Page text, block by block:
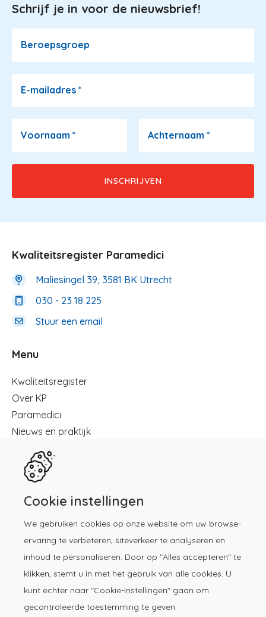
Image
Schrijf je in voor de nieuwsbrief!
Beroepsgroep
E-mailadres *
Voornaam * Achternaam *
Cookie instellingen
We gebruiken cookies op onze website om uw browse-
ervaring te verbeteren, siteverkeer te analyseren en
inhoud te personaliseren. Door op "Alles accepteren" te
klikken, stemt u in met het gebruik van alle cookies. U
kunt echter naar "Cookie-instellingen" gaan om
gecontroleerde toestemming te geven.
Kwaliteitsregister Paramedici
Maliesingel 39, 3581 BK Utrecht
030 - 23 18 225
Stuur een email
Menu
Menu
Kwaliteitsregister
Over KP
Paramedici
Nieuws en praktijk
Kennisbibliotheek
Herregistratie
Contact